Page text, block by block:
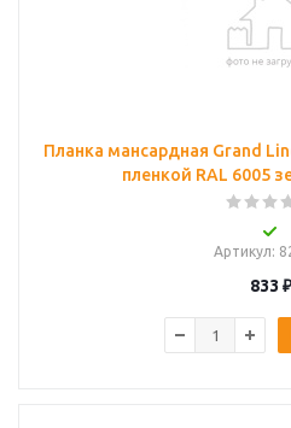
Планка мансардная Grand
пленкой RAL 6005
Артикул:
833 ₽